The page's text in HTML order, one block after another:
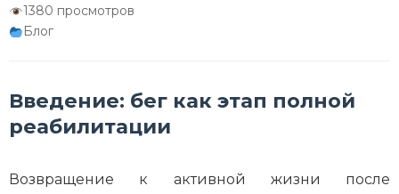
1380 просмотров
Блог
Введение: бег как этап полной
реабилитации
Возвращение к активной жизни после